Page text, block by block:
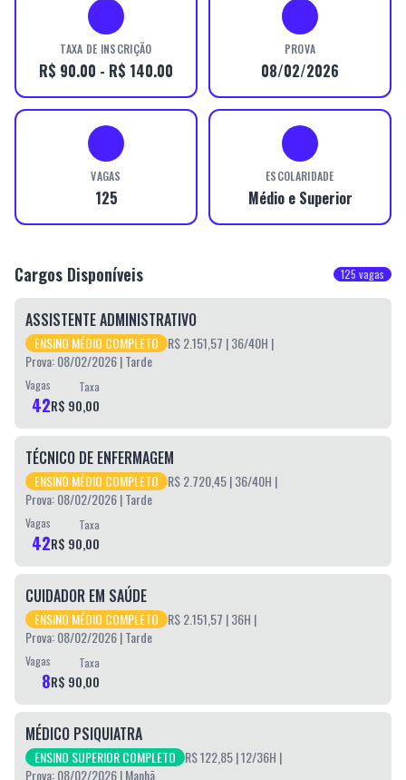
TAXA DE INSCRIÇÃO
R$ 90.00 - R$ 140.00
PROVA
08/02/2026
VAGAS
125
ESCOLARIDADE
Médio e Superior
Cargos Disponíveis 125 vagas
ASSISTENTE ADMINISTRATIVO
ENSINO MÉDIO COMPLETO R$ 2.151,57 | 36/40H |
Prova: 08/02/2026 | Tarde
Vagas
42
Taxa
R$ 90,00
TÉCNICO DE ENFERMAGEM
ENSINO MÉDIO COMPLETO R$ 2.720,45| 36/40H |
Prova: 08/02/2026 | Tarde
Vagas
42
Taxa
R$ 90,00
CUIDADOR EM SAÚDE
ENSINO MÉDIO COMPLETO R$ 2.151,57 | 36H |
Prova: 08/02/2026 | Tarde
Vagas
8
Taxa
R$ 90,00
MÉDICO PSIQUIATRA
ENSINO SUPERIOR COMPLETO R$ 122,85| 12/36H |
Prova: 08/02/2026 | Manhã